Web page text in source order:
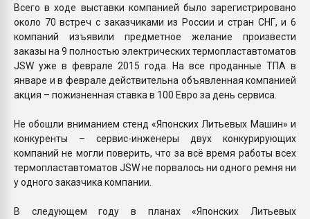
Всего в ходе выставки компанией было зарегистрировано
около 70 встреч с заказчиками из России и стран СНГ, и 6
компаний изъявили предметное желание произвести
заказы на 9 полностью электрических термопластавтоматов
JSW уже в феврале 2015 года. На все проданные ТПА в
январе и в феврале действительна объявленная компанией
акция – пожизненная ставка в 100 Евро за день сервиса.
Не обошли вниманием стенд «Японских Литьевых Машин» и
конкуренты – сервис-инженеры двух конкурирующих
компаний не могли поверить, что за всё время работы всех
термопластавтоматов JSW не порвалось ни одного ремня ни
у одного заказчика компании.
В следующем году в планах «Японских Литьевых